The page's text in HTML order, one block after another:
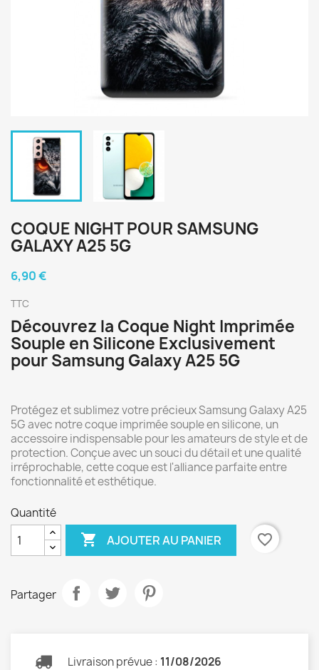
COQUE NIGHT POUR SAMSUNG
GALAXY A25 5G
6,90 €
TTC
Découvrez la Coque Night Imprimée
Souple en Silicone Exclusivement
pour Samsung Galaxy A25 5G
Protégez et sublimez votre précieux Samsung Galaxy A25
5G avec notre coque imprimée souple en silicone, un
accessoire indispensable pour les amateurs de style et de
protection. Conçue avec un souci du détail et une qualité
irréprochable, cette coque est l'alliance parfaite entre
fonctionnalité et esthétique.
Quantité
 AJOUTER AU PANIER favorite_border
Partager
Livraison prévue : 11/08/2026